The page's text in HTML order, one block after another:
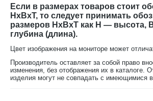
Если в размерах товаров стоит
HxBxT, то следует принимать
размеров HxBxT как H —
глубина (длина).
Цвет изображения на мониторе может
Производитель оставляет за собой право
изменения, без отображения их в каталоге.
изделия могут не совпадать с имеющимися в